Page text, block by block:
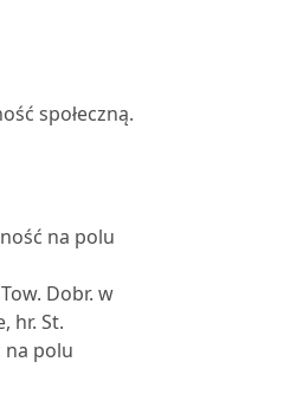
społeczną.
na polu
Dobr. w
hr. St.
na polu